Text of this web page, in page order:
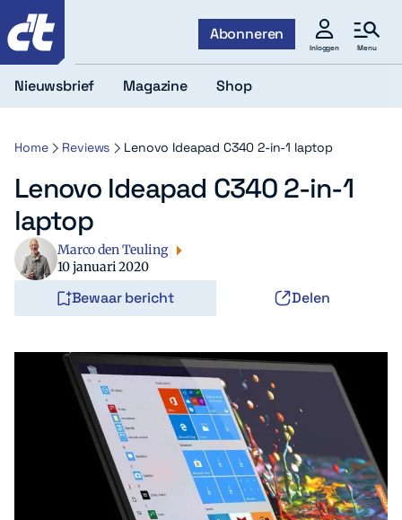
Abonneren
Inloggen Menu
Nieuwsbrief Magazine Shop
Home Reviews Lenovo Ideapad C340 2-in-1 laptop
Lenovo Ideapad C340 2-in-1
laptop
Marco den Teuling
10 januari 2020
Bewaar bericht Delen